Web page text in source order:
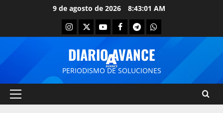
9 de agosto de 2026 8:43:01 AM
DIARIO AVANCE
PERIODISMO DE SOLUCIONES